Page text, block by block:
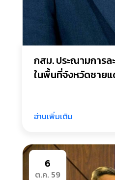
กสม. ประณามการ
ในพื้นที่จังหวัดชาย
อ่านเพิ่มเติม
6
ต.ค. 59